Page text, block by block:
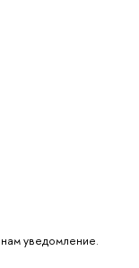
уведомление.